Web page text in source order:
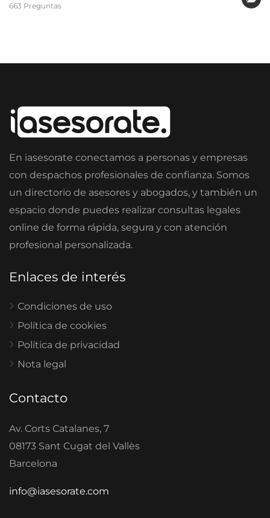
663 Preguntas
En iasesorate conectamos a personas y empresas
con despachos profesionales de confianza. Somos
un directorio de asesores y abogados, y también un
espacio donde puedes realizar consultas legales
online de forma rápida, segura y con atención
profesional personalizada.
Enlaces de interés
Condiciones de uso
Política de cookies
Política de privacidad
Nota legal
Contacto
Av. Corts Catalanes, 7
08173 Sant Cugat del Vallès
Barcelona
info@iasesorate.com